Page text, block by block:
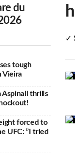
✓
du
tough
Vieira
Aspinall thrills
forced to
UFC: ”I tried